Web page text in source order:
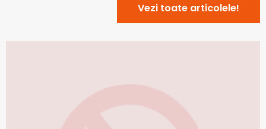
Vezi toate articolele!